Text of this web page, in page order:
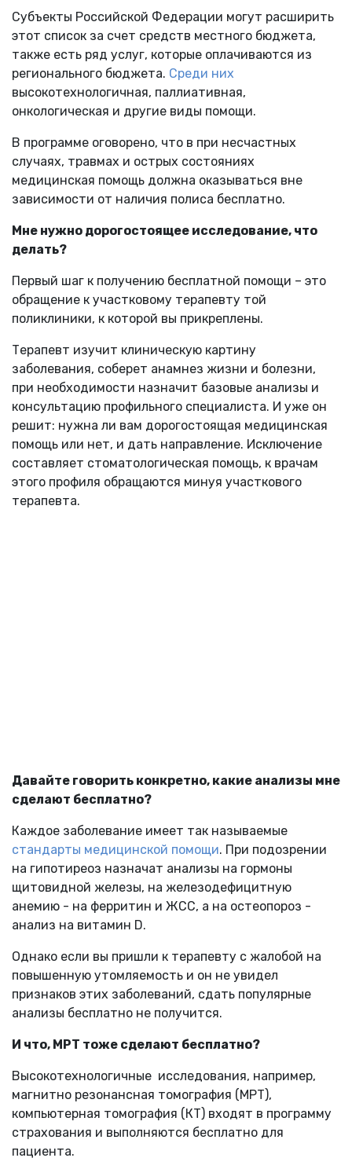
Субъекты Российской Федерации могут расширить
этот список за счет средств местного бюджета,
также есть ряд услуг, которые оплачиваются из
регионального бюджета. Среди них
высокотехнологичная, паллиативная,
онкологическая и другие виды помощи.
В программе оговорено, что в при несчастных
случаях, травмах и острых состояниях
медицинская помощь должна оказываться вне
зависимости от наличия полиса бесплатно.
Мне нужно дорогостоящее исследование, что
делать?
Первый шаг к получению бесплатной помощи – это
обращение к участковому терапевту той
поликлиники, к которой вы прикреплены.
Терапевт изучит клиническую картину
заболевания, соберет анамнез жизни и болезни,
при необходимости назначит базовые анализы и
консультацию профильного специалиста. И уже он
решит: нужна ли вам дорогостоящая медицинская
помощь или нет, и дать направление. Исключение
составляет стоматологическая помощь, к врачам
этого профиля обращаются минуя участкового
терапевта.
Давайте говорить конкретно, какие анализы мне
сделают бесплатно?
Каждое заболевание имеет так называемые
стандарты медицинской помощи. При подозрении
на гипотиреоз назначат анализы на гормоны
щитовидной железы, на железодефицитную
анемию - на ферритин и ЖСС, а на остеопороз -
анализ на витамин D.
Однако если вы пришли к терапевту с жалобой на
повышенную утомляемость и он не увидел
признаков этих заболеваний, сдать популярные
анализы бесплатно не получится.
И что, МРТ тоже сделают бесплатно?
Высокотехнологичные исследования, например,
магнитно резонансная томография (МРТ),
компьютерная томография (КТ) входят в программу
страхования и выполняются бесплатно для
пациента.